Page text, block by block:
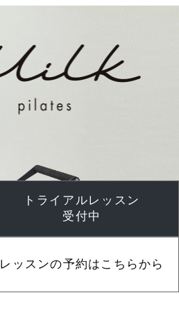
トライアルレッスン
受付中
レッスンの予約はこちらから